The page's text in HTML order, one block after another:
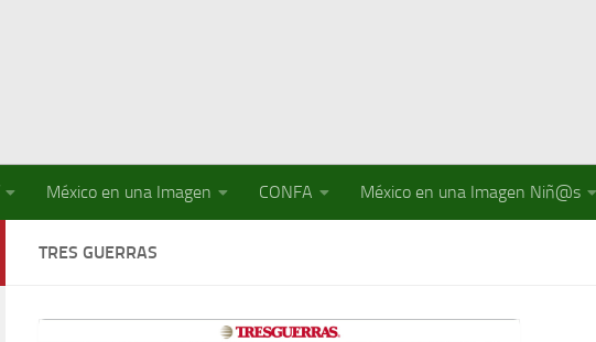
México en una Imagen CONFA México en una Imagen Niñ@s
TRES GUERRAS